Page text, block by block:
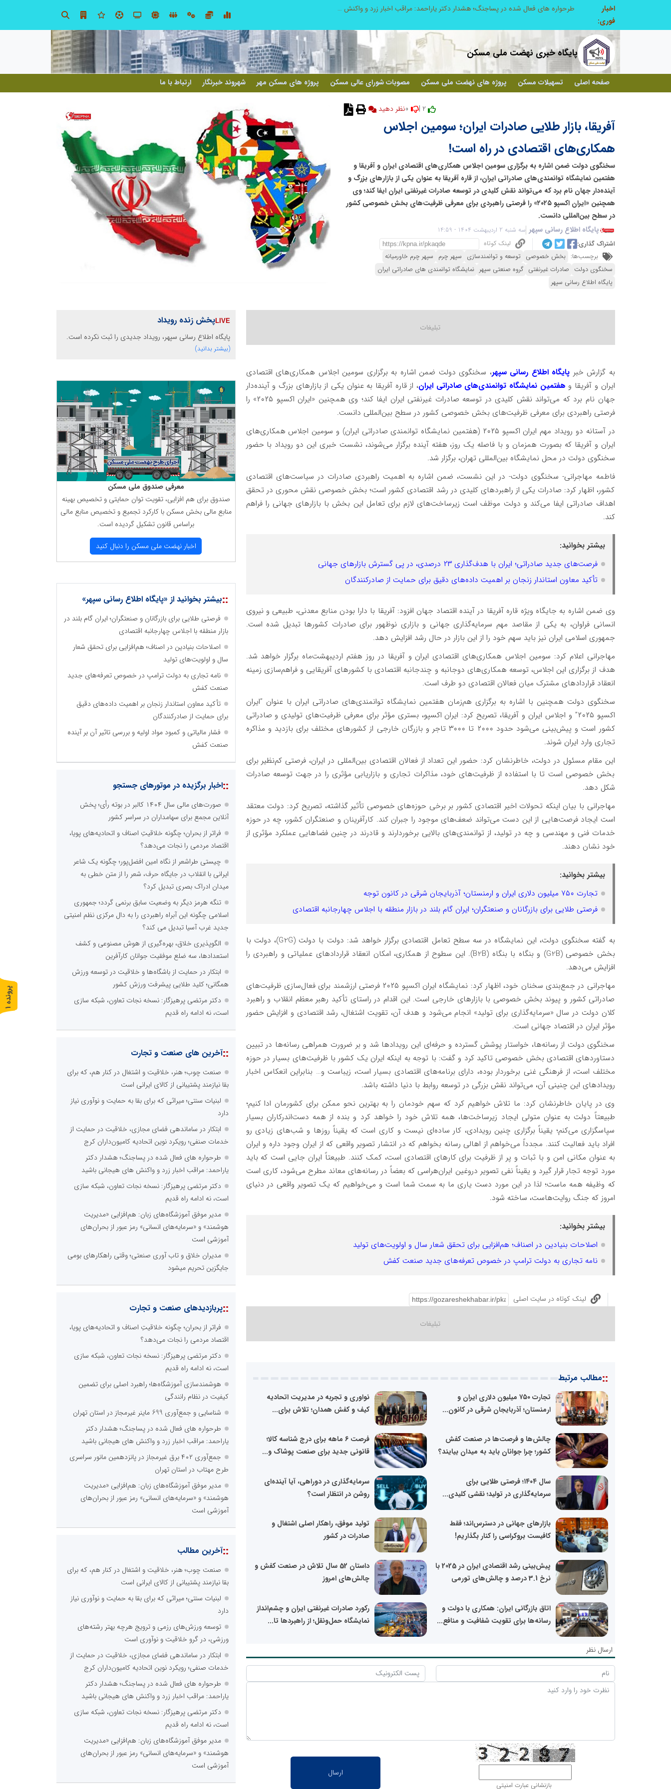
اخبار
فوری:
طرحواره های فعال شده در پساجنگ؛ هشدار دکتر یاراحمد: مراقب اخبار زرد و واکنش های هیجانی باشید
پایگاه خبری نهضت ملی مسکن
صفحه اصلی تسهیلات مسکن پروژه های نهضت ملی مسکن مصوبات شورای عالی مسکن پروژه های مسکن مهر شهروند خبرنگار ارتباط با ما
نظر دهید
آفریقا، بازار طلایی صادرات ایران؛ سومین اجلاس
همکاری‌های اقتصادی در راه است!
سخنگوی دولت ضمن اشاره به برگزاری سومین اجلاس همکاری‌های اقتصادی ایران و آفریقا و
هفتمین نمایشگاه توانمندی‌های صادراتی ایران، از قاره آفریقا به‌ عنوان یکی از بازارهای بزرگ و
آینده‌دار جهان نام برد که می‌تواند نقش کلیدی در توسعه صادرات غیرنفتی ایران ایفا کند؛ وی
همچنین «ایران اکسپو ۲۰۲۵» را فرصتی راهبردی برای معرفی ظرفیت‌های بخش خصوصی کشور
در سطح بین‌المللی دانست.
پایگاه اطلاع رسانی سپهر سه شنبه 2 اردیبهشت 1404 - 14:59
اشتراک گذاری:
لینک کوتاه
برچسب‌ها: بخش خصوصی توسعه و توانمندسازی سپهر چرم سپهر چرم خاورمیانه
سخنگوی دولت صادرات غیرنفتی گروه صنعتی سپهر نمایشگاه توانمندی های صادراتی ایران
پایگاه اطلاع رسانی سپهر
به گزارش خبر پایگاه اطلاع رسانی سپهر، سخنگوی دولت ضمن اشاره به برگزاری سومین اجلاس همکاری‌های اقتصادی
ایران و آفریقا و هفتمین نمایشگاه توانمندی‌های صادراتی ایران، از قاره آفریقا به‌ عنوان یکی از بازارهای بزرگ و آینده‌دار
جهان نام برد که می‌تواند نقش کلیدی در توسعه صادرات غیرنفتی ایران ایفا کند؛ وی همچنین «ایران اکسپو ۲۰۲۵» را
فرصتی راهبردی برای معرفی ظرفیت‌های بخش خصوصی کشور در سطح بین‌المللی دانست.
در آستانه دو رویداد مهم ایران اکسپو ٢٠٢۵ (هفتمین نمایشگاه توانمندی صادراتی ایران) و سومین اجلاس همکاری‌های
ایران و آفریقا که بصورت همزمان و با فاصله یک روز، هفته آینده برگزار می‌شوند، نشست خبری این دو رویداد با حضور
سخنگوی دولت در محل نمایشگاه بین‌المللی تهران، برگزار شد.
فاطمه مهاجرانی- سخنگوی دولت- در این نشست، ضمن اشاره به اهمیت راهبردی صادرات در سیاست‌های اقتصادی
کشور، اظهار کرد: صادرات یکی از راهبردهای کلیدی در رشد اقتصادی کشور است؛ بخش خصوصی نقش محوری در تحقق
اهداف صادراتی ایفا می‌کند و دولت موظف است زیرساخت‌های لازم برای تعامل این بخش با بازارهای جهانی را فراهم
کند.
بیشتر بخوانید:
فرصت‌های جدید صادراتی؛ ایران با هدف‌گذاری ۲۳ درصدی، در پی گسترش بازارهای جهانی
تأکید معاون استاندار زنجان بر اهمیت داده‌های دقیق برای حمایت از صادرکنندگان
وی ضمن اشاره به جایگاه ویژه قاره آفریقا در آینده اقتصاد جهان افزود: آفریقا با دارا بودن منابع معدنی، طبیعی و نیروی
انسانی فراوان، به یکی از مقاصد مهم سرمایه‌گذاری جهانی و بازاری نوظهور برای صادرات کشورها تبدیل شده است.
جمهوری اسلامی ایران نیز باید سهم خود را از این بازار در حال رشد افزایش دهد.
مهاجرانی اعلام کرد: سومین اجلاس همکاری‌های اقتصادی ایران و آفریقا در روز هفتم اردیبهشت‌ماه برگزار خواهد شد.
هدف از برگزاری این اجلاس، توسعه همکاری‌های دوجانبه و چندجانبه اقتصادی با کشورهای آفریقایی و فراهم‌سازی زمینه
انعقاد قراردادهای مشترک میان فعالان اقتصادی دو طرف است.
سخنگوی دولت همچنین با اشاره به برگزاری هم‌زمان هفتمین نمایشگاه توانمندی‌های صادراتی ایران با عنوان ”ایران
اکسپو ۲۰۲۵” و اجلاس ایران و آفریقا، تصریح کرد: ایران اکسپو، بستری مؤثر برای معرفی ظرفیت‌های تولیدی و صادراتی
کشور است و پیش‌بینی می‌شود حدود ٢٠٠٠ تا ٣٠٠٠ تاجر و بازرگان خارجی از کشورهای مختلف برای بازدید و مذاکره
تجاری وارد ایران شوند.
این مقام مسئول در دولت، خاطرنشان کرد: حضور این تعداد از فعالان اقتصادی بین‌المللی در ایران، فرصتی کم‌نظیر برای
بخش خصوصی است تا با استفاده از ظرفیت‌های خود، مذاکرات تجاری و بازاریابی مؤثری را در جهت توسعه صادرات
شکل دهد.
مهاجرانی با بیان اینکه تحولات اخیر اقتصادی کشور بر برخی حوزه‌های خصوصی تأثیر گذاشته، تصریح کرد: دولت معتقد
است ایجاد فرصت‌هایی از این دست می‌تواند ضعف‌های موجود را جبران کند. کارآفرینان و صنعتگران کشور، چه در حوزه
خدمات فنی و مهندسی و چه در تولید، از توانمندی‌های بالایی برخوردارند و قادرند در چنین فضاهایی عملکرد مؤثری از
خود نشان دهند.
بیشتر بخوانید:
تجارت ۷۵۰ میلیون دلاری ایران و ارمنستان؛ آذربایجان شرقی در کانون توجه
فرصتی طلایی برای بازرگانان و صنعتگران؛ ایران گام بلند در بازار منطقه با اجلاس چهارجانبه اقتصادی
به گفته سخنگوی دولت، این نمایشگاه در سه سطح تعامل اقتصادی برگزار خواهد شد: دولت با دولت (G2G)، دولت با
بخش خصوصی (G2B) و بنگاه با بنگاه (B2B). این سطوح از همکاری، امکان انعقاد قراردادهای عملیاتی و راهبردی را
افزایش می‌دهد.
مهاجرانی در جمع‌بندی سخنان خود، اظهار کرد: نمایشگاه ایران اکسپو ۲۰۲۵ فرصتی ارزشمند برای فعال‌سازی ظرفیت‌های
صادراتی کشور و پیوند بخش خصوصی با بازارهای خارجی است. این اقدام در راستای تأکید رهبر معظم انقلاب و راهبرد
کلان دولت در سال «سرمایه‌گذاری برای تولید» انجام می‌شود و هدف آن، تقویت اشتغال، رشد اقتصادی و افزایش حضور
مؤثر ایران در اقتصاد جهانی است.
سخنگوی دولت از رسانه‌ها، خواستار پوشش گسترده و حرفه‌ای این رویدادها شد و بر ضرورت همراهی رسانه‌ها در تبیین
دستاوردهای اقتصادی بخش خصوصی تاکید کرد و گفت: با توجه به اینکه ایران یک کشور با ظرفیت‌های بسیار در حوزه
مختلف است، از فرهنگی غنی برخوردار بوده، دارای برنامه‌های اقتصادی بسیار است، زیباست و… بنابراین انعکاس اخبار
رویدادهای این چنینی آن، می‌تواند نقش بزرگی در توسعه روابط با دنیا داشته باشد.
وی در پایان خاطرنشان کرد: ما تلاش خواهیم کرد که سهم خودمان را به بهترین نحو ممکن برای کشورمان ادا کنیم؛
طبیعتاً دولت به عنوان متولی ایجاد زیرساخت‌ها، همه تلاش خود را خواهد کرد و بنده از همه دست‌اندرکاران بسیار
سپاسگزاری می‌کنم؛ یقیناً برگزاری چنین رویدادی، کار ساده‌ای نیست و کاری است که یقیناً روزها و شب‌های زیادی رو
افراد باید فعالیت کنند. مجدداً می‌خواهم از اهالی رسانه بخواهم که در انتشار تصویر واقعی که از ایران وجود داره و ایران
به عنوان مکانی امن و با ثبات و پر از ظرفیت برای کارهای اقتصادی است، کمک کنند. طبیعتاً ایران جایی است که باید
مورد توجه تجار قرار گیرد و یقیناً نفی تصویر دروغین ایران‌هراسی که بعضاً در رسانه‌های معاند مطرح می‌شود، کاری‌ است
که وظیفه همه ماست؛ لذا در این مورد دست یاری ما به سمت شما است و می‌خواهیم که یک تصویر واقعی در دنیای
امروز که جنگ روایت‌هاست، ساخته شود.
بیشتر بخوانید:
اصلاحات بنیادین در اصناف؛ هم‌افزایی برای تحقق شعار سال و اولویت‌های تولید
نامه تجاری به دولت ترامپ در خصوص تعرفه‌های جدید صنعت کفش
لینک کوتاه در سایت اصلی
::مطالب مرتبط
تجارت ۷۵۰ میلیون دلاری ایران و
ارمنستان؛ آذربایجان شرقی در کانون...
نواوری و تجربه در مدیریت اتحادیه
کیف و کفش همدان؛ تلاش برای...
چالش‌ها و فرصت‌ها در صنعت کفش
کشور؛ چرا جوانان باید به میدان بیایند؟
فرصت 6 ماهه برای درج شناسه کالا؛
قانونی جدید برای صنعت پوشاک و...
سال ۱۴۰۴؛ فرصتی طلایی برای
سرمایه‌گذاری در تولید؛ نقشی کلیدی...
سرمایه‌گذاری در دوراهی، آیا آینده‌ای
روشن در انتظار است؟
بازارهای جهانی در دسترس‌اند؛ فقط
کافیست بروکراسی را کنار بگذاریم!
تولید موفق، راهکار اصلی اشتغال و
صادرات در کشور
پیش‌بینی رشد اقتصادی ایران در 2025 با
نرخ 3.1 درصد و چالش‌های تورمی
داستان 52 سال تلاش در صنعت کفش و
چالش‌های امروز
اتاق بازرگانی ایران: همکاری با دولت و
رسانه‌ها برای تقویت شفافیت و منافع...
رکورد صادرات غیرنفتی ایران و چشم‌انداز
نمایشگاه حمل‌ونقل؛ از راهبردها تا...
ارسال نظر
بازنشانی عبارت امنیتی
پخش زنده رویداد
پایگاه اطلاع رسانی سپهر، رویداد جدیدی را ثبت نکرده است.
(بیشتر بدانید)
معرفی صندوق ملی مسكن
صندوق برای هم افزایی، تقویت توان حمایتی و تخصیص بهینه
منابع مالی بخش مسكن با كاركرد تجمیع و تخصیص منابع مالی
براساس قانون تشكیل گردیده است.
اخبار نهضت ملی مسكن را دنبال كنید
::بیشتر بخوانید از «پایگاه اطلاع رسانی سپهر»
فرصتی طلایی برای بازرگانان و صنعتگران؛ ایران گام بلند در
بازار منطقه با اجلاس چهارجانبه اقتصادی
اصلاحات بنیادین در اصناف؛ هم‌افزایی برای تحقق شعار
سال و اولویت‌های تولید
نامه تجاری به دولت ترامپ در خصوص تعرفه‌های جدید
صنعت کفش
تأکید معاون استاندار زنجان بر اهمیت داده‌های دقیق
برای حمایت از صادرکنندگان
فشار مالیاتی و کمبود مواد اولیه و بررسی تاثیر آن بر آینده
صنعت کفش
::اخبار برگزیده در موتورهای جستجو
صورت‌های مالی سال ۱۴۰۴ کالبر در بوته رأی؛ پخش
آنلاین مجمع برای سهامداران در سراسر کشور
فراتر از بحران؛ چگونه خلاقیتِ اصناف و اتحادیه‌های پویا،
اقتصاد مردمی را نجات می‌دهد؟
چیستی طراشعر از نگاه امین افضل‌پور؛ چگونه یک شاعر
ایرانی با انقلاب در جایگاه حرف، شعر را از متن خطی به
میدان ادراک بصری تبدیل کرد؟
تنگه هرمز دیگر به وضعیت سابق برنمی گردد؛ جمهوری
اسلامی چگونه این آبراه راهبردی را به دال مرکزی نظم امنیتی
جدید غرب آسیا تبدیل می کند؟
الگوپذیری خلاق، بهره‌گیری از هوش مصنوعی و کشف
استعدادها، سه ضلع موفقیت جوانان کارآفرین
ابتکار در حمایت از باشگاه‌ها و خلاقیت در توسعه ورزش
همگانی؛ کلید طلایی پیشرفت ورزش کشور
دکتر مرتضی پرهیزگار: نسخه نجات تعاون، شبکه سازی
است، نه ادامه راه قدیم
::آخرین های صنعت و تجارت
صنعت چوب؛ هنر، خلاقیت و اشتغال در کنار هم، که برای
بقا نیازمند پشتیبانی از کالای ایرانی است
لبنیات سنتی؛ میراثی که برای بقا به حمایت و نوآوری نیاز
دارد
ابتکار در ساماندهی فضای مجازی، خلاقیت در حمایت از
خدمات صنفی؛ رویکرد نوین اتحادیه کامیون‌داران کرج
طرحواره های فعال شده در پساجنگ؛ هشدار دکتر
یاراحمد: مراقب اخبار زرد و واکنش های هیجانی باشید
دکتر مرتضی پرهیزگار: نسخه نجات تعاون، شبکه سازی
است، نه ادامه راه قدیم
مدیر موفق آموزشگاه‌های زبان: هم‌افزایی «مدیریت
هوشمند» و «سرمایه‌های انسانی» رمز عبور از بحران‌های
آموزشی است
مدیران خلاق و تاب آوری صنعتی؛ وقتی راهکارهای بومی
جایگزین تحریم میشود
::پربازدیدهای صنعت و تجارت
فراتر از بحران؛ چگونه خلاقیتِ اصناف و اتحادیه‌های پویا،
اقتصاد مردمی را نجات می‌دهد؟
دکتر مرتضی پرهیزگار: نسخه نجات تعاون، شبکه سازی
است، نه ادامه راه قدیم
هوشمندسازی آموزشگاه‌ها؛ راهبرد اصلی برای تضمین
کیفیت در نظام رانندگی
شناسایی و جمع‌آوری 699 ماینر غیرمجاز در استان تهران
طرحواره های فعال شده در پساجنگ؛ هشدار دکتر
یاراحمد: مراقب اخبار زرد و واکنش های هیجانی باشید
جمع‌آوری ۴۰۲ برق غیرمجاز در پانزدهمین مانور سراسری
طرح مهتاب در استان تهران
مدیر موفق آموزشگاه‌های زبان: هم‌افزایی «مدیریت
هوشمند» و «سرمایه‌های انسانی» رمز عبور از بحران‌های
آموزشی است
::آخرین مطالب
صنعت چوب؛ هنر، خلاقیت و اشتغال در کنار هم، که برای
بقا نیازمند پشتیبانی از کالای ایرانی است
لبنیات سنتی؛ میراثی که برای بقا به حمایت و نوآوری نیاز
دارد
توسعه ورزش‌های رزمی و ترویج هرچه بهتر رشته‌های
ورزشی، در گرو خلاقیت و نوآوری است
ابتکار در ساماندهی فضای مجازی، خلاقیت در حمایت از
خدمات صنفی؛ رویکرد نوین اتحادیه کامیون‌داران کرج
طرحواره های فعال شده در پساجنگ؛ هشدار دکتر
یاراحمد: مراقب اخبار زرد و واکنش های هیجانی باشید
دکتر مرتضی پرهیزگار: نسخه نجات تعاون، شبکه سازی
است، نه ادامه راه قدیم
مدیر موفق آموزشگاه‌های زبان: هم‌افزایی «مدیریت
هوشمند» و «سرمایه‌های انسانی» رمز عبور از بحران‌های
آموزشی است
پ
ر
و
ن
د
ه
1